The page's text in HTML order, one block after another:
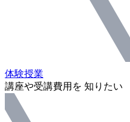
体験授業
講座や受講費用を 知りたい